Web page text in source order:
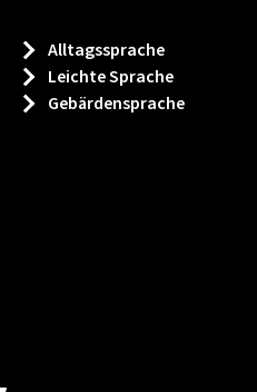
Alltagssprache
Leichte Sprache
Gebärdensprache